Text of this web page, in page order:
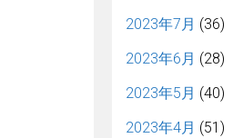
2023年7月 (36)
2023年6月 (28)
2023年5月 (40)
2023年4月 (51)